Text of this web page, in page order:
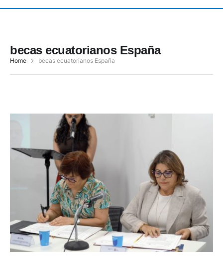
becas ecuatorianos España
Home becas ecuatorianos España